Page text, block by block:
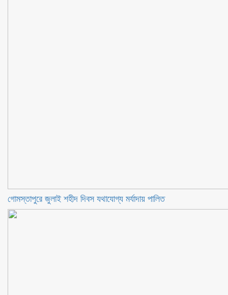
গোমস্তাপুরে জুলাই শহীদ দিবস যথাযোগ্য মর্যাদায় পালিত